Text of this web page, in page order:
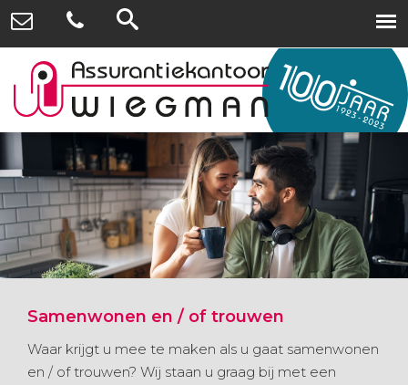
Samenwonen en / of trouwen
Waar krijgt u mee te maken als u gaat samenwonen
en / of trouwen? Wij staan u graag bij met een